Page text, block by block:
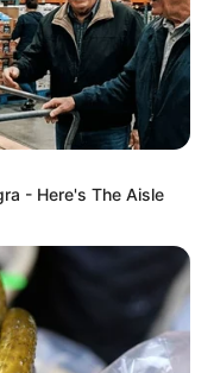
14: o Senado
não votou.
Notícia
- Here's The Aisle